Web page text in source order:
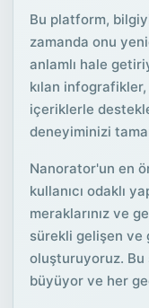
Bu platform,
zamanda onu
anlamlı hale
kılan
içeriklerle
deneyiminizi
Nanorator'un en
kullanıcı odaklı
meraklarınız ve
sürekli gelişen ve
oluşturuyoruz.
büyüyor ve her